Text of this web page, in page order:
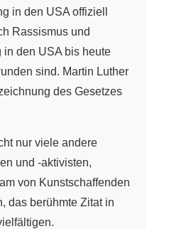
in den USA offiziell
Rassismus und
den USA bis heute
sind. Martin Luther
des Gesetzes
nur viele andere
und -aktivisten,
von Kunstschaffenden
das berühmte Zitat in